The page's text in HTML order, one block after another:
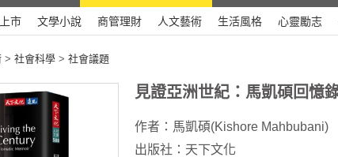
市 文學小說 商管理財 人文藝術 生活風格 心靈勵志
> 社會科學 > 社會議題
見證亞洲世紀：馬凱碩回憶
作者： 馬凱碩(Kishore Mahbubani)
出版社： 天下文化